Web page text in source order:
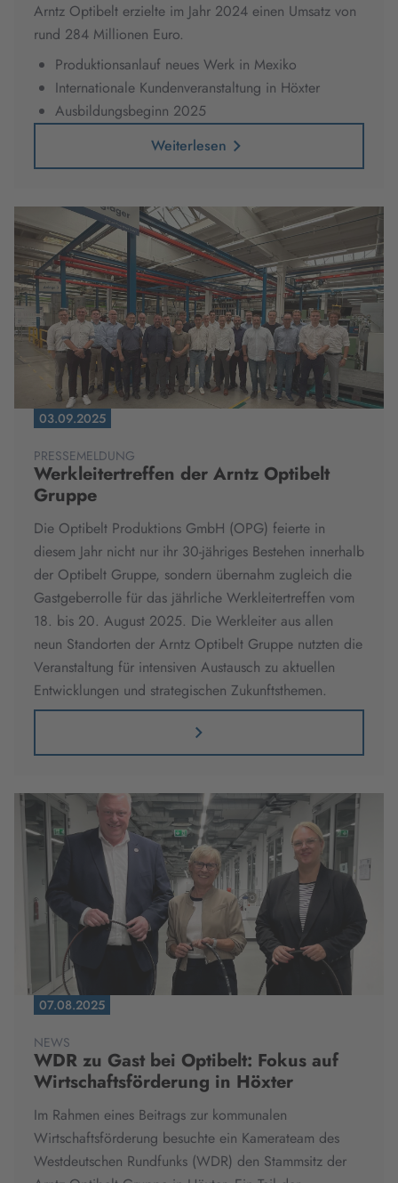
Arntz Optibelt erzielte im Jahr 2024 einen Umsatz von
rund 284 Millionen Euro.
Produktionsanlauf neues Werk in Mexiko
Internationale Kundenveranstaltung in Höxter
Ausbildungsbeginn 2025
Weiterlesen
03.09.2025
PRESSEMELDUNG
Werkleitertreffen der Arntz Optibelt
Gruppe
Die Optibelt Produktions GmbH (OPG) feierte in
diesem Jahr nicht nur ihr 30-jähriges Bestehen innerhalb
der Optibelt Gruppe, sondern übernahm zugleich die
Gastgeberrolle für das jährliche Werkleitertreffen vom
18. bis 20. August 2025. Die Werkleiter aus allen
neun Standorten der Arntz Optibelt Gruppe nutzten die
Veranstaltung für intensiven Austausch zu aktuellen
Entwicklungen und strategischen Zukunftsthemen.
07.08.2025
NEWS
WDR zu Gast bei Optibelt: Fokus auf
Wirtschaftsförderung in Höxter
Im Rahmen eines Beitrags zur kommunalen
Wirtschaftsförderung besuchte ein Kamerateam des
Westdeutschen Rundfunks (WDR) den Stammsitz der